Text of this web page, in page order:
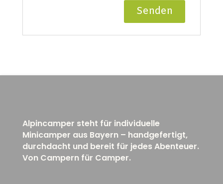
Alpincamper steht für individuelle
Minicamper aus Bayern – handgefertigt,
durchdacht und bereit für jedes Abenteuer.
Von Campern für Camper.